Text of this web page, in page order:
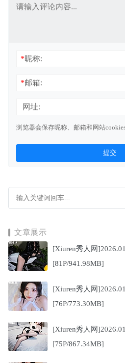
*昵称:
*邮箱:
网址:
浏览器会保存昵称、邮箱和网站
文章展示
[Xiuren秀人网
[81P/941.98MB]
[Xiuren秀人网
[76P/773.30MB]
[Xiuren秀人网
[75P/867.34MB]